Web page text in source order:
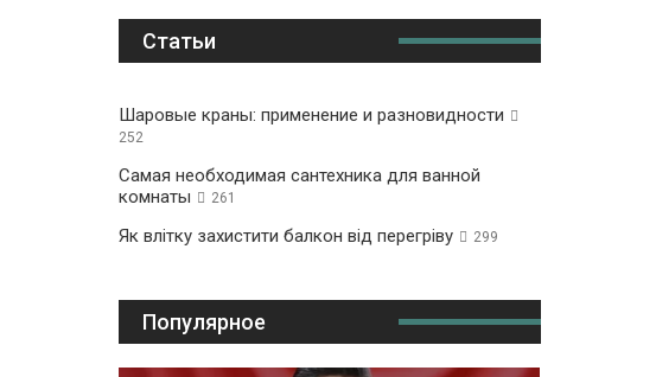
Статьи
Шаровые краны: применение и разновидности
252
Самая необходимая сантехника для ванной
комнаты
261
Як влітку захистити балкон від перегріву 299
Популярное